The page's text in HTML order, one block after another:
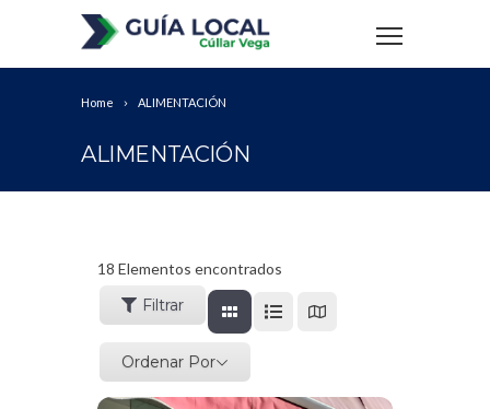
Home ALIMENTACIÓN
ALIMENTACIÓN
18 Elementos encontrados
Filtrar
Ordenar Por